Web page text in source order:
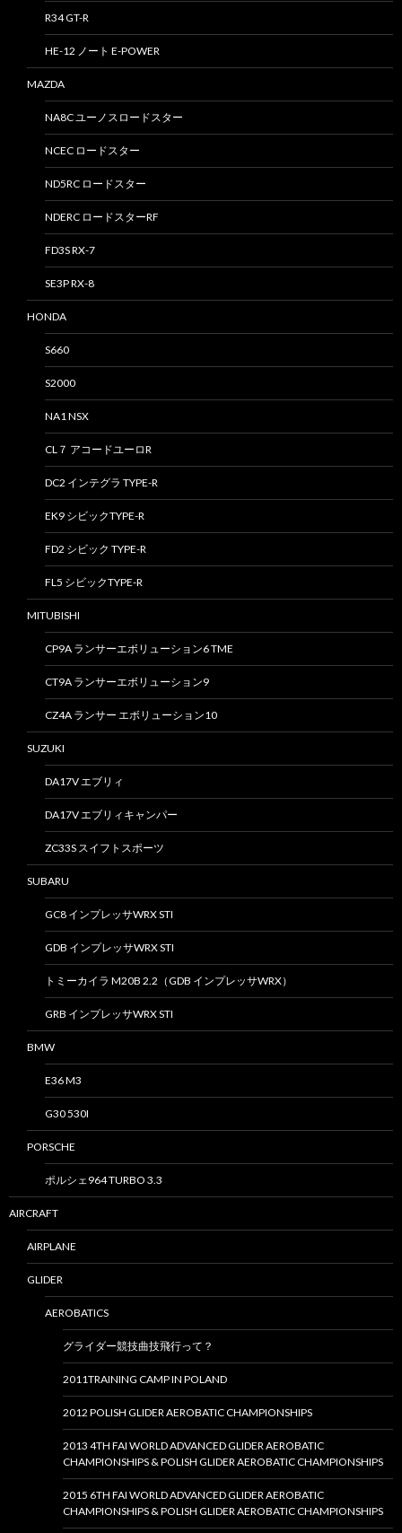
R34 GT-R
HE-12 ノート E-POWER
MAZDA
NA8C ユーノスロードスター
NCEC ロードスター
ND5RC ロードスター
NDERC ロードスターRF
FD3S RX-7
SE3P RX-8
HONDA
S660
S2000
NA1 NSX
CL７ アコードユーロR
DC2 インテグラ TYPE-R
EK9 シビックTYPE-R
FD2 シビック TYPE-R
FL5 シビックTYPE-R
MITUBISHI
CP9A ランサーエボリューション6 TME
CT9A ランサーエボリューション9
CZ4A ランサー エボリューション10
SUZUKI
DA17V エブリィ
DA17V エブリィキャンパー
ZC33S スイフトスポーツ
SUBARU
GC8 インプレッサWRX STI
GDB インプレッサWRX STI
トミーカイラ M20B 2.2（GDB インプレッサWRX）
GRB インプレッサWRX STI
BMW
E36 M3
G30 530I
PORSCHE
ポルシェ964 TURBO 3.3
AIRCRAFT
AIRPLANE
GLIDER
AEROBATICS
グライダー競技曲技飛行って？
2011TRAINING CAMP IN POLAND
2012 POLISH GLIDER AEROBATIC CHAMPIONSHIPS
2013 4TH FAI WORLD ADVANCED GLIDER AEROBATIC
CHAMPIONSHIPS & POLISH GLIDER AEROBATIC CHAMPIONSHIPS
2015 6TH FAI WORLD ADVANCED GLIDER AEROBATIC
CHAMPIONSHIPS & POLISH GLIDER AEROBATIC CHAMPIONSHIPS